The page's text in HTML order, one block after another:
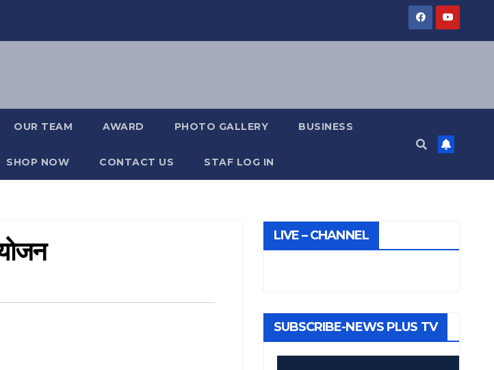
OUR TEAM AWARD PHOTO GALLERY BUSINESS
SHOP NOW CONTACT US STAF LOG IN
LIVE – CHANNEL
SUBSCRIBE-NEWS PLUS TV